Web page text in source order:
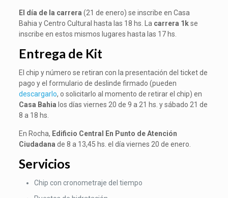
El día de la carrera (21 de enero) se inscribe en Casa
Bahia y Centro Cultural hasta las 18 hs. La carrera 1kse
inscribe en estos mismos lugares hasta las 17 hs.
Entrega de Kit
El chip y número se retiran con la presentación del ticket de
pago y el formulario de deslinde firmado (pueden
descargarlo, o solicitarlo al momento de retirar el chip) en
Casa Bahia los días viernes 20 de 9 a 21 hs. y sábado 21 de
8 a 18 hs.
En Rocha, Edificio Central En Punto de Atención
Ciudadana de 8 a 13,45 hs. el día viernes 20 de enero.
Servicios
Chip con cronometraje del tiempo